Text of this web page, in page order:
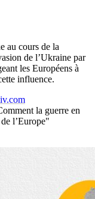
au cours de la
de l’Ukraine par
les Européens à
influence.
la guerre en
l’Europe"